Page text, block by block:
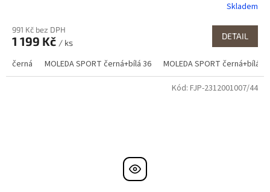
Skladem
991 Kč bez DPH
1 199 Kč / ks
DETAIL
černá MOLEDA SPORT černá+bílá 36 MOLEDA SPORT černá+bílá 37
Kód: FJP-2312001007/44